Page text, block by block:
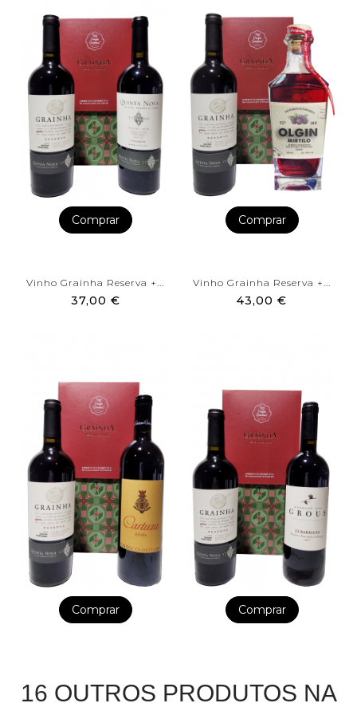
Comprar Comprar
Vinho Grainha Reserva +...
37,00 €
Comprar
Vinho Grainha Reserva +...
43,00 €
Comprar
16 OUTROS PRODUTOS NA